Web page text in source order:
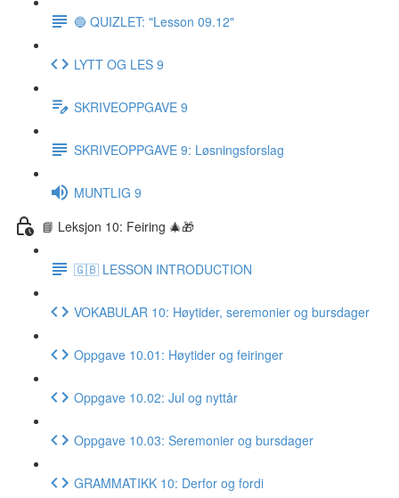
🔵 QUIZLET: "Lesson 09.12"
LYTT OG LES 9
SKRIVEOPPGAVE 9
SKRIVEOPPGAVE 9: Løsningsforslag
MUNTLIG 9
📘 Leksjon 10: Feiring 🎄🎁
🇬🇧 LESSON INTRODUCTION
VOKABULAR 10: Høytider, seremonier og bursdager
Oppgave 10.01: Høytider og feiringer
Oppgave 10.02: Jul og nyttår
Oppgave 10.03: Seremonier og bursdager
GRAMMATIKK 10: Derfor og fordi